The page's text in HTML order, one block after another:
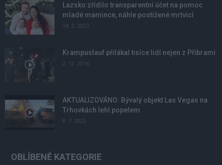
Lazsko zřídilo transparentní účet na pomoc
mladé mamince, náhle postižené mrtvicí
14. 2. 2023
Krampuslauf přilákal tisíce lidí nejen z Příbrami
2. 12. 2016
AKTUALIZOVÁNO: Bývalý objekt Las Vegas na
Trhovkách lehl popelem
8. 7. 2023
OBLÍBENÉ KATEGORIE